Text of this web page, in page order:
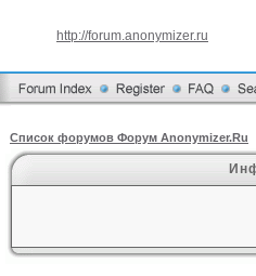
http://forum.anonymizer.ru
Список форумов Форум Anonymizer.Ru